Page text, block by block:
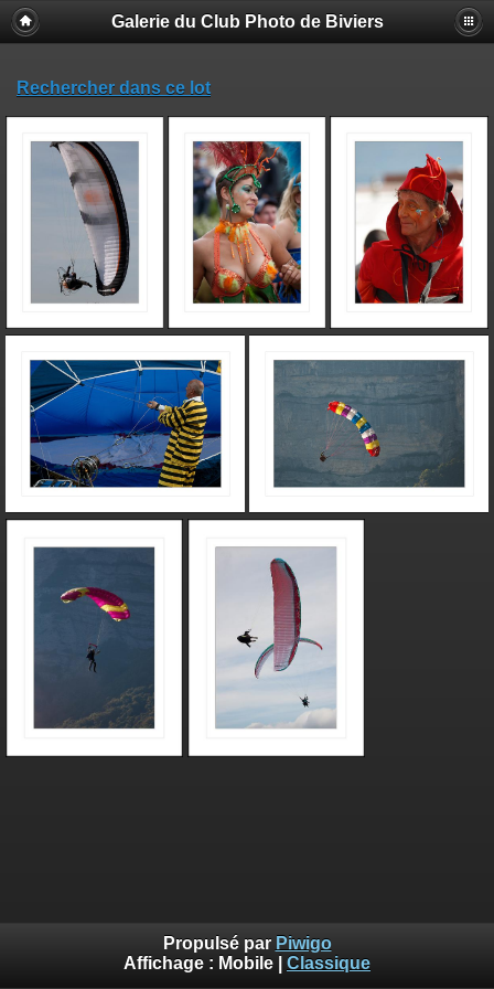
Galerie du Club Photo de Biviers
Rechercher dans ce lot
Propulsé par Piwigo
Affichage : Mobile Classique